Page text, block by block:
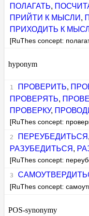
ПОЛАГАТЬ,
ПРИЙТИ К МЫСЛИ ,
ПРИХОДИТЬ К
[RuThes concept:
hyponym
ПРОВЕРИТЬ,
ПРОВЕРЯТЬ,
ПРОВЕРКУ,
[RuThes concept:
ПЕРЕУБЕДИТЬСЯ ,
РАЗУБЕДИТЬСЯ ,
[RuThes concept:
[RuThes concept:
POS-synonymy